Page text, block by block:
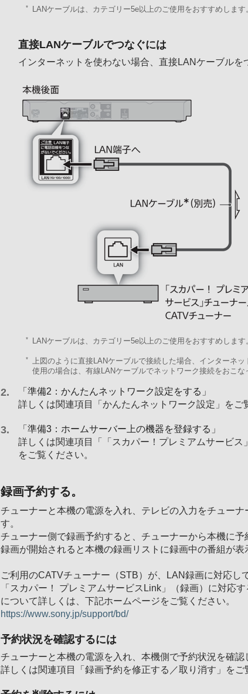
* LANケーブルは、カテゴリー5e以上のご使用をおすすめします
直接LANケーブルでつなぐには
インターネットを使わない場合、直接LANケーブルを
* LANケーブルは、カテゴリー5e以上のご使用をおすすめします
*
上図のように直接LANケーブルで接続した場合、インターネ
使用の場合は、有線LANケーブルでネットワーク接続をおこな
「準備2：かんたんネットワーク設定をする」
詳しくは関連項目「かんたんネットワーク設定」をご
「準備3：ホームサーバー上の機器を登録する」
詳しくは関連項目「「スカパー！プレミアムサービス
をご覧ください。
録画予約する。
チューナーと本機の電源を入れ、テレビの入力をチュー
す。
チューナー側で録画予約すると、チューナーから本機に予
録画が開始されると本機の録画リストに録画中の番組が表
ご利用のCATVチューナー（STB）が、LAN録画に対応し
「スカパー！ プレミアムサービスLink」（録画）に対応
について詳しくは、下記ホームページをご覧ください。
https://www.sony.jp/support/bd/
予約状況を確認するには
チューナーと本機の電源を入れ、本機側で予約状況を確認
詳しくは関連項目「録画予約を修正する／取り消す」をご